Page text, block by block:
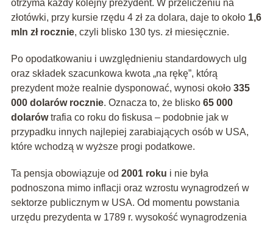
otrzyma każdy kolejny prezydent. W przeliczeniu na
złotówki, przy kursie rzędu 4 zł za dolara, daje to około 1,6
mln zł rocznie, czyli blisko 130 tys. zł miesięcznie.
Po opodatkowaniu i uwzględnieniu standardowych ulg
oraz składek szacunkowa kwota „na rękę”, którą
prezydent może realnie dysponować, wynosi około 335
000 dolarów rocznie. Oznacza to, że blisko 65 000
dolarówtrafia co roku do fiskusa – podobnie jak w
przypadku innych najlepiej zarabiających osób w USA,
które wchodzą w wyższe progi podatkowe.
Ta pensja obowiązuje od 2001 roku i nie była
podnoszona mimo inflacji oraz wzrostu wynagrodzeń w
sektorze publicznym w USA. Od momentu powstania
urzędu prezydenta w 1789 r. wysokość wynagrodzenia